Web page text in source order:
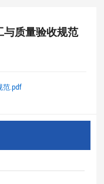
质量验收规范
范.pdf